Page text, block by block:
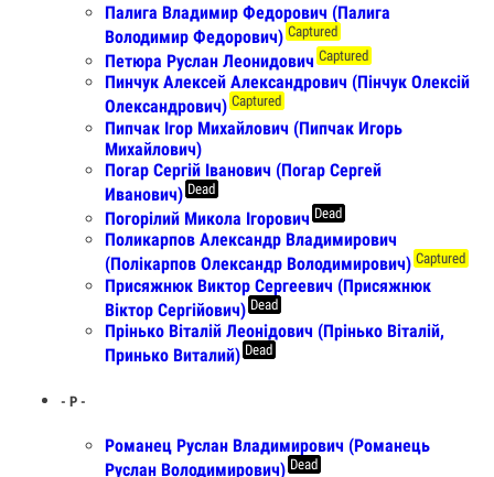
Палига Владимир Федорович (Палига
Володимир Федорович) Captured
Петюра Руслан Леонидович Captured
Пинчук Алексей Александрович (Пінчук Олексій
Олександрович) Captured
Пипчак Ігор Михайлович (Пипчак Игорь
Михайлович)
Погар Сергій Іванович (Погар Сергей
Иванович) Dead
Погорілий Микола Ігорович Dead
Поликарпов Александр Владимирович
(Полікарпов Олександр Володимирович) Captured
Присяжнюк Виктор Сергеевич (Присяжнюк
Віктор Сергійович) Dead
Прінько Віталій Леонідович (Прінько Віталій,
Принько Виталий) Dead
- Р -
Романец Руслан Владимирович (Романець
Руслан Володимирович) Dead